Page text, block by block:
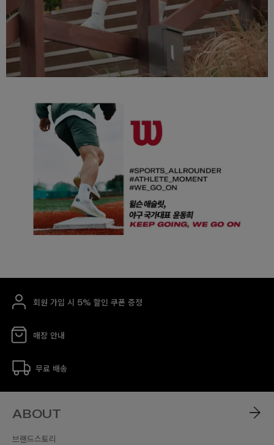
회원 가입 시 5% 할인 쿠폰 증정
매장 안내
무료 배송
ABOUT
브랜드스토리